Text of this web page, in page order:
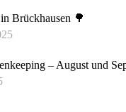
Brückhausen 🌳
– August und